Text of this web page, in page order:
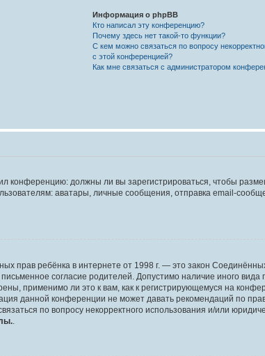
Информация о phpBB
Кто написал эту конференцию?
Почему здесь нет такой-то функции?
С кем можно связаться по вопросу
с этой конференцией?
Как мне связаться с администратором
конференцию: должны ли вы зарегистрироваться, чтобы
аватары, личные сообщения, отправка email-
прав ребёнка в интернете от 1998 г. — это закон
согласие родителей. Допустимо наличие иного
применимо ли это к вам, как к регистрирующемуся на
данной конференции не может давать рекомендаций по
по вопросу некорректного использования и/или